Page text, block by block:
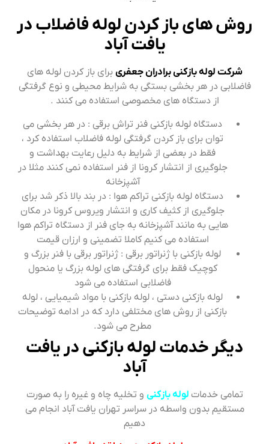
روش های باز کردن لوله فاضلاب در
یافت آباد
شرکت لوله بازکنی برادران جعفری برای باز کردن لوله های
فاضلابی در هر بخشی بستگی به شرایط محیطی و نوع گرفتگی
از دستگاه های مخصوصی استفاده می کنند .
دستگاه لوله بازکنی فنر تراش برقی : در هر بخشی می
توان برای باز کردن گرفتگی لوله فاضلاب استفاده کرد ،
فقط در بعضی از شرایط به دلیل رعایت بهداشت و
جلوگیری از انتشار کرونا از فنر استفاده نمی کنند مثلا در
آشپزخانه
دستگاه لوله بازکنی تراکم هوا : در بند بالا ذکر شد برای
جلوگیری از کثیف کاری و انتشار ویروس کرونا در مکان
هایی به مانند آشپزخانه به جای فنر از دستگاه تراکم هوا
استفاده می کنیم کاملا تضمینی و ارزان قیمت
لوله بازکنی با ژنراتور برقی : ژنراتور برقی با فنر بزرگ و
کوچیک فقط برای گرفتگی های لوله بزرگ یا منحول
فاضلابی استفاده می شود
لوله بازکنی دستی ، لوله بازکنی با مواد شیمیایی ، لوله
بازکنی از روش های مختلفی دارد که در ادامه توضیحات
مطرح می شود.
دیگر خدمات لوله بازکنی در یافت
آباد
تمامی خدمات لوله بازکنی و تخلیه چاه و غیره را به صورت
مستقیم بدون واسطه در سراسر تهران یافت آباد انجام می
دهیم